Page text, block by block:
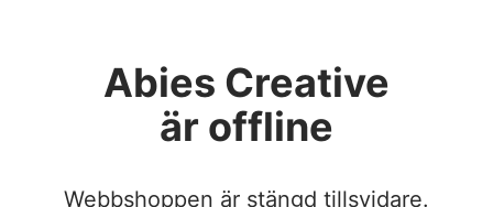
Abies Creative
är offline
Webbshoppen är stängd tillsvidare.